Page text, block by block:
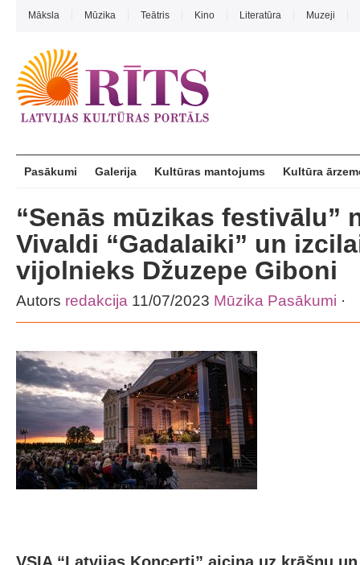
Māksla Mūzika Teātris Kino Literatūra Muzeji
Pasākumi Galerija Kultūras mantojums Kultūra
“Senās mūzikas festivālu”
Vivaldi “Gadalaiki” un
vijolnieks Džuzepe Giboni
Autors redakcija 11/07/2023 Mūzika Pasākumi ·